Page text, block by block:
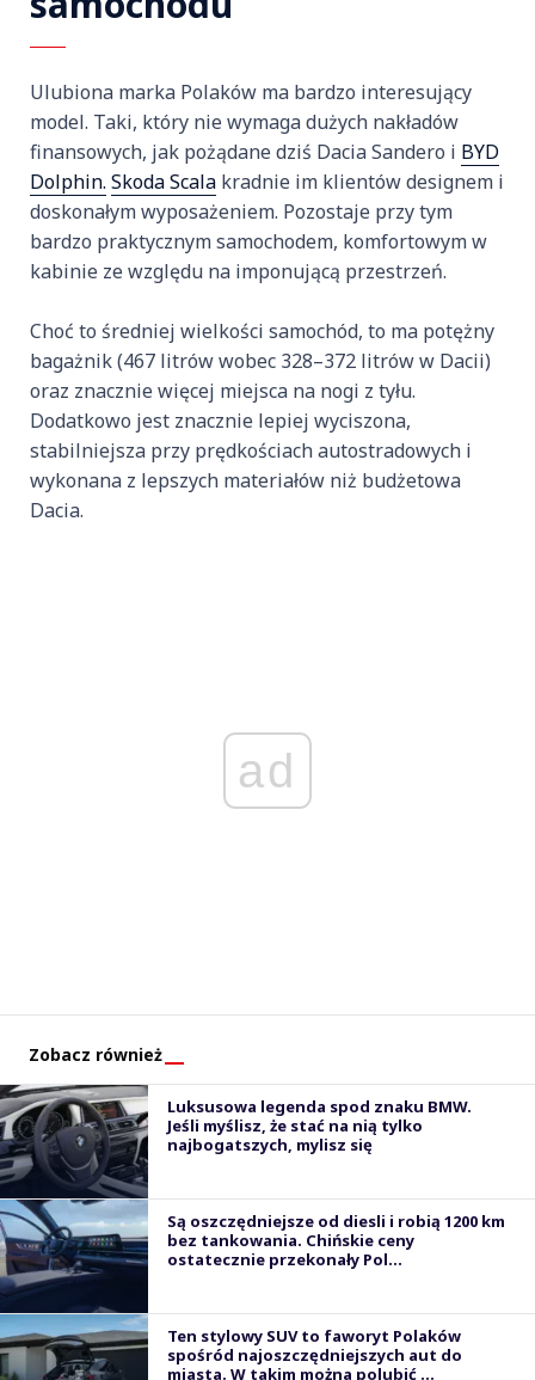
Ulubiona marka Polaków ma bardzo interesujący
model. Taki, który nie wymaga dużych nakładów
finansowych, jak pożądane dziś Dacia Sandero i BYD
Dolphin. Skoda Scala kradnie im klientów designem i
doskonałym wyposażeniem. Pozostaje przy tym
bardzo praktycznym samochodem, komfortowym w
kabinie ze względu na imponującą przestrzeń.
Choć to średniej wielkości samochód, to ma potężny
bagażnik (467 litrów wobec 328–372 litrów w Dacii)
oraz znacznie więcej miejsca na nogi z tyłu.
Dodatkowo jest znacznie lepiej wyciszona,
stabilniejsza przy prędkościach autostradowych i
wykonana z lepszych materiałów niż budżetowa
Dacia.
ad
Zobacz również
Luksusowa legenda spod znaku BMW.
Jeśli myślisz, że stać na nią tylko
najbogatszych, mylisz się
Są oszczędniejsze od diesli i robią 1200 km
bez tankowania. Chińskie ceny
ostatecznie przekonały Pol...
Ten stylowy SUV to faworyt Polaków
spośród najoszczędniejszych aut do
miasta. W takim można polubić ...